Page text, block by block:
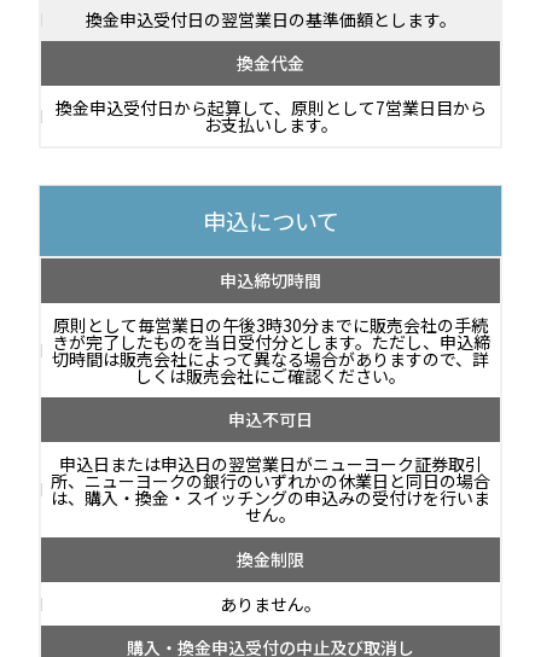
換金申込受付日の翌営業日の基準価額とします。
換金代金
換金申込受付日から起算して、原則として7営業日目から
お支払いします。
申込について
申込締切時間
原則として毎営業日の午後3時30分までに販売会社の手続
きが完了したものを当日受付分とします。ただし、申込締
切時間は販売会社によって異なる場合がありますので、詳
しくは販売会社にご確認ください。
申込不可日
申込日または申込日の翌営業日がニューヨーク証券取引
所、ニューヨークの銀行のいずれかの休業日と同日の場合
は、購入・換金・スイッチングの申込みの受付けを行いま
せん。
換金制限
ありません。
購入・換金申込受付の中止及び取消し